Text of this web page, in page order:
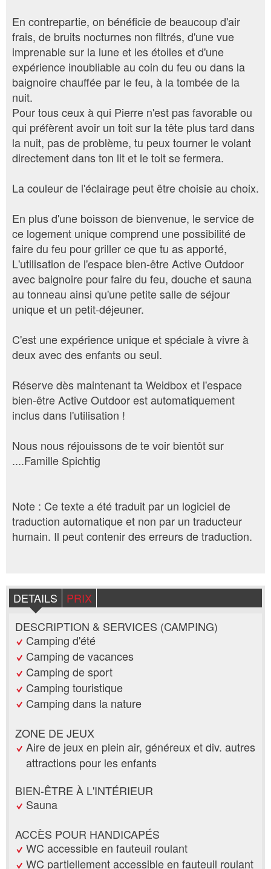
En contrepartie, on bénéficie de beaucoup d'air
frais, de bruits nocturnes non filtrés, d'une vue
imprenable sur la lune et les étoiles et d'une
expérience inoubliable au coin du feu ou dans la
baignoire chauffée par le feu, à la tombée de la
nuit.
Pour tous ceux à qui Pierre n'est pas favorable ou
qui préfèrent avoir un toit sur la tête plus tard dans
la nuit, pas de problème, tu peux tourner le volant
directement dans ton lit et le toit se fermera.
La couleur de l'éclairage peut être choisie au choix.
En plus d'une boisson de bienvenue, le service de
ce logement unique comprend une possibilité de
faire du feu pour griller ce que tu as apporté,
L'utilisation de l'espace bien-être Active Outdoor
avec baignoire pour faire du feu, douche et sauna
au tonneau ainsi qu'une petite salle de séjour
unique et un petit-déjeuner.
C'est une expérience unique et spéciale à vivre à
deux avec des enfants ou seul.
Réserve dès maintenant ta Weidbox et l'espace
bien-être Active Outdoor est automatiquement
inclus dans l'utilisation !
Nous nous réjouissons de te voir bientôt sur
....Famille Spichtig
Note : Ce texte a été traduit par un logiciel de
traduction automatique et non par un traducteur
humain. Il peut contenir des erreurs de traduction.
DETAILS
PRIX
DESCRIPTION & SERVICES (CAMPING)
Camping d'été
Camping de vacances
Camping de sport
Camping touristique
Camping dans la nature
ZONE DE JEUX
Aire de jeux en plein air, généreux et div. autres
attractions pour les enfants
BIEN-ÊTRE À L'INTÉRIEUR
Sauna
ACCÈS POUR HANDICAPÉS
WC accessible en fauteuil roulant
WC partiellement accessible en fauteuil roulant